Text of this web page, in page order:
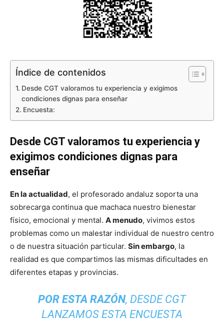
Índice de contenidos
Desde CGT valoramos tu experiencia y exigimos
condiciones dignas para enseñar
Encuesta:
Desde CGT valoramos tu experiencia y
exigimos condiciones dignas para
enseñar
En la actualidad, el profesorado andaluz soporta una
sobrecarga continua que machaca nuestro bienestar
físico, emocional y mental. A menudo, vivimos estos
problemas como un malestar individual de nuestro centro
o de nuestra situación particular. Sin embargo, la
realidad es que compartimos las mismas dificultades en
diferentes etapas y provincias.
POR ESTA RAZÓN, DESDE CGT
LANZAMOS ESTA ENCUESTA